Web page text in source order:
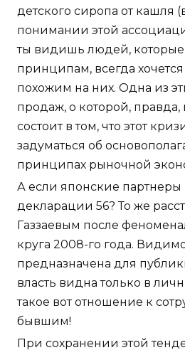
детского сиропа от кашля
понимании этой
ты видишь людей, которые
принципам, всегда
похожим на них. Одна из
продаж, о которой,
состоит в том, что этот
задуматься об
принципах рыночной
А если японские партнеры
декларации 56? То же
Газзаевым после
круга 2008-го года.
предназначена для
власть видна только в
такое вот отношение к
бывшим!
При сохранении этой